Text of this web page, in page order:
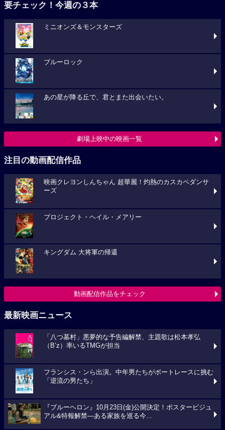
要チェック！今週の３本
ミニオンズ＆モンスターズ
ブルーロック
あの星が降る丘で、君とまた出会いたい。
劇場上映中の映画一覧
注目の動画配信作品
映画クレヨンしんちゃん 超華麗！灼熱のカスカベダンサ
ーズ
プロジェクト・ヘイル・メアリー
キングダム 大将軍の帰還
動画配信作品をチェック
最新映画ニュース
「八つ墓村」悪夢的な予告編解禁、主題歌は松本孝弘
（B’z）率いるTMGが担当
フランシス・ンら出演。中年男たちがボートレースに挑む
「逆流の男たち」
『ブルーヘロン』10月23日(金)公開決定！ポスタービジュ
アル&特報解禁―ある家族を巡る今...